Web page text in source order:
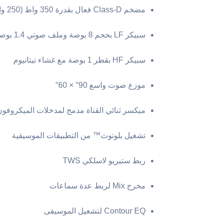
مضخم Class-D فعال بقدرة 350 واط (250 واط LF + 100 واط HF)
سبيكر LF بحجم 8 بوصة وملف صوتي 1.4 بوصة
سبيكر HF بقطر 1 بوصة مع غشاء تيتانيوم
موزع صوت واسع 90° × 60°
ميكسر ثنائي القناة مدمج لمدخلات
تشغيل بلوتوث™ من التطبيقات الموسيقية
ربط ستيريو لاسلكي TWS
مخرج Mix لربط عدة سماعات
Contour EQ لتشغيل الموسيقى